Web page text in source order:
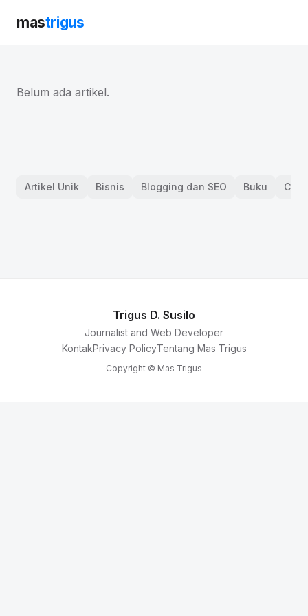
mastrigus
Belum ada artikel.
Artikel Unik Bisnis Blogging dan SEO Buku
Trigus D. Susilo
Journalist and Web Developer
KontakPrivacy PolicyTentang Mas Trigus
Copyright © Mas Trigus